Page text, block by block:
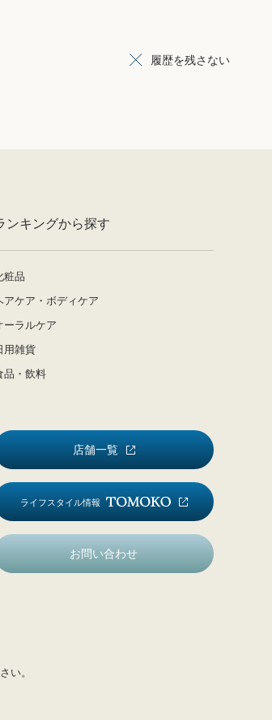
履歴を残さない
ンキングから探す
粧品
アケア・ボディケア
ーラルケア
用雑貨
品・飲料
店舗一覧
ライフスタイル情報
お問い合わせ
い。